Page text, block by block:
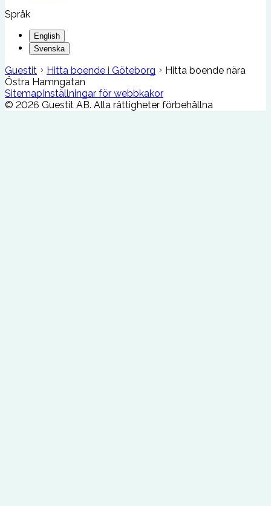
Språk
English
Svenska
Guestit Hitta boende i Göteborg
Hitta boende nära
Östra Hamngatan
Sitemap Inställningar för webbkakor
© 2026 Guestit AB. Alla rättigheter förbehållna